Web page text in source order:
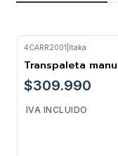
4CARR2001 Itaka
Transpaleta
$309.990
IVA INCLUIDO